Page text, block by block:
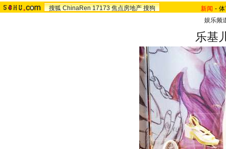
搜狐 ChinaRen 17173 焦点房地产 搜狗 新闻 -
娱乐频
乐基